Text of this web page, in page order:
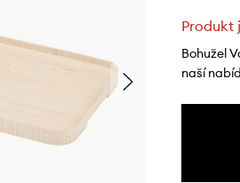
Produkt
Bohužel
naší